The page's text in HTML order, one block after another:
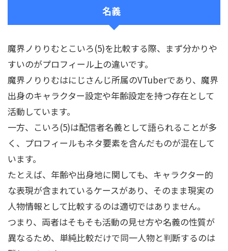
名義
魔界ノりりむとこいろ(5)を比較する際、まず分かりや
すいのがプロフィール上の違いです。
魔界ノりりむはにじさんじ所属のVTuberであり、魔界
出身のキャラクター設定や年齢設定を持つ存在として
活動しています。
一方、こいろ(5)は配信者名義として語られることが多
く、プロフィールもネタ要素を含んだものが混在して
います。
たとえば、年齢や出身地に関しても、キャラクター的
な表現が含まれているケースがあり、そのまま現実の
人物情報として比較するのは適切ではありません。
つまり、両者はそもそも活動の見せ方や名義の性質が
異なるため、単純比較だけで同一人物と判断するのは